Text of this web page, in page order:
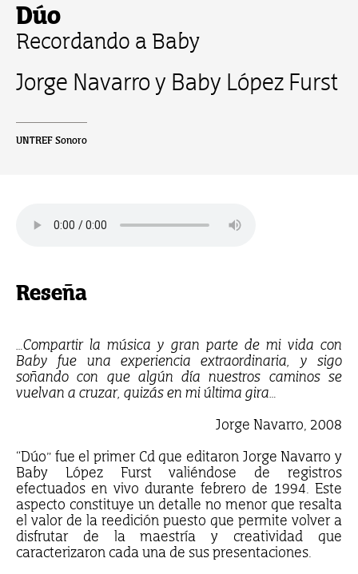
Dúo
Recordando a Baby
Jorge Navarro y Baby López Furst
UNTREF Sonoro
Reseña
…Compartir la música y gran parte de mi vida con
Baby fue una experiencia extraordinaria, y sigo
soñando con que algún día nuestros caminos se
vuelvan a cruzar, quizás en mi última gira…
Jorge Navarro, 2008
“Dúo” fue el primer Cd que editaron Jorge Navarro y
Baby López Furst valiéndose de registros
efectuados en vivo durante febrero de 1994. Este
aspecto constituye un detalle no menor que resalta
el valor de la reedición puesto que permite volver a
disfrutar de la maestría y creatividad que
caracterizaron cada una de sus presentaciones.